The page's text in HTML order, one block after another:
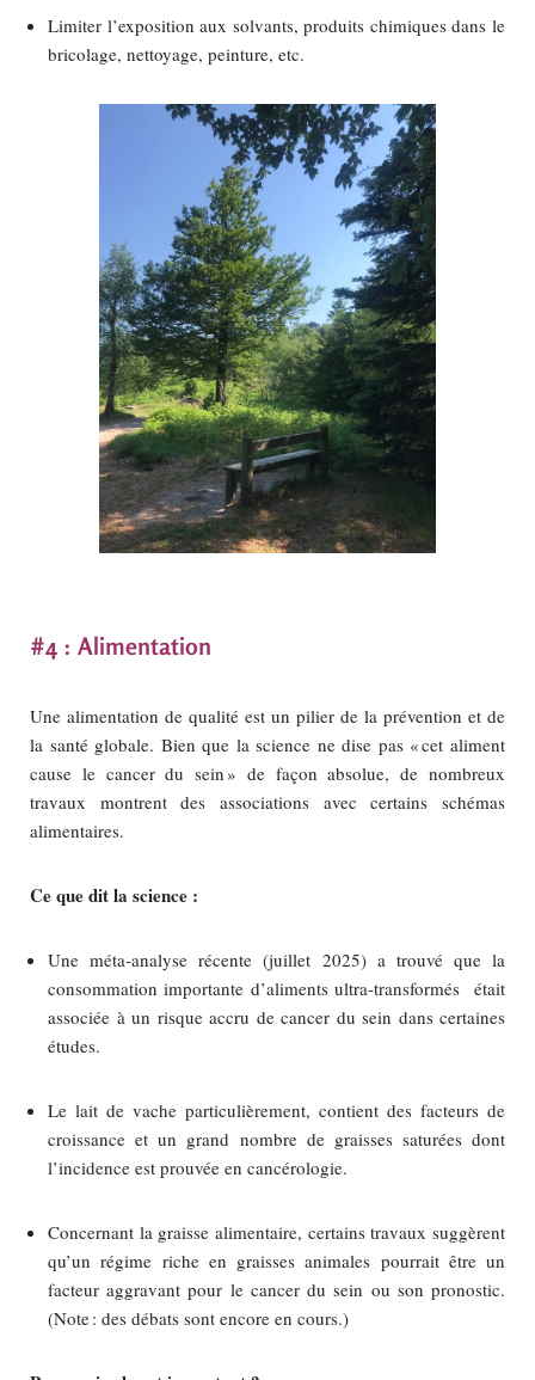
Limiter l’exposition aux solvants, produits chimiques dans le
bricolage, nettoyage, peinture, etc.
#4 : Alimentation
Une alimentation de qualité est un pilier de la prévention et de
la santé globale. Bien que la science ne dise pas « cet aliment
cause le cancer du sein » de façon absolue, de nombreux
travaux montrent des associations avec certains schémas
alimentaires.
Ce que dit la science :
Une méta‑analyse récente (juillet 2025) a trouvé que la
consommation importante d’aliments ultra‑transformés était
associée à un risque accru de cancer du sein dans certaines
études.
Le lait de vache particulièrement, contient des facteurs de
croissance et un grand nombre de graisses saturées dont
l’incidence est prouvée en cancérologie.
Concernant la graisse alimentaire, certains travaux suggèrent
qu’un régime riche en graisses animales pourrait être un
facteur aggravant pour le cancer du sein ou son pronostic.
(Note : des débats sont encore en cours.)